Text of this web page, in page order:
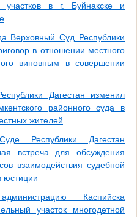
участков в г. Буйнакске и
Верховный Суд Республики
в отношении местного
виновным в совершении
Дагестан изменил
районного суда в
жителей
Республики Дагестан
встреча для обсуждения
взаимодействия судебной
юстиции
Каспийска
участок многодетной